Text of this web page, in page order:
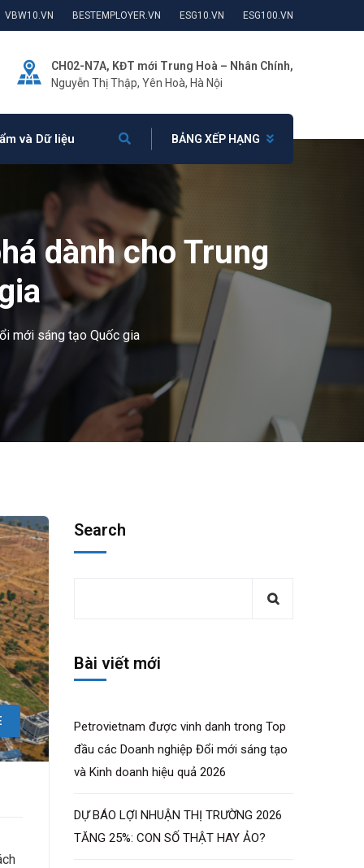
VBW10.VN BESTEMPLOYER.VN ESG10.VN ESG100.VN
CH02-N7A, KĐT mới Trung Hoà – Nhân Chính,
Nguyễn Thị Thập, Yên Hoà, Hà Nội
và Dữ liệu BẢNG XẾP HẠNG
dành cho Trung
mới sáng tạo Quốc gia
Search
Bài viết mới
Petrovietnam được vinh danh trong Top
đầu các Doanh nghiệp Đổi mới sáng tạo
và Kinh doanh hiệu quả 2026
DỰ BÁO LỢI NHUẬN THỊ TRƯỜNG 2026
TĂNG 25%: CON SỐ THẬT HAY ẢO?